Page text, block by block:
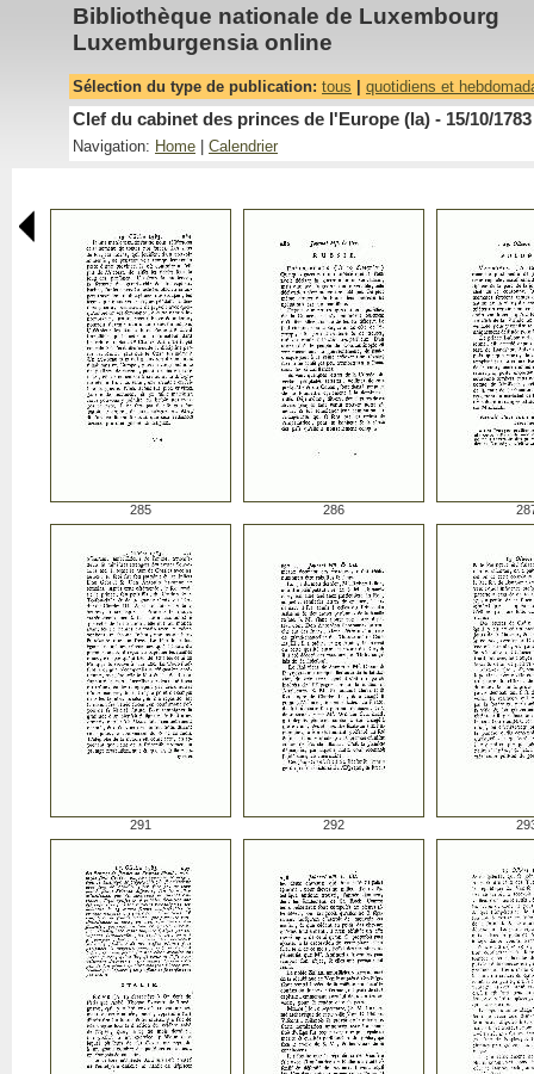
Bibliothèque nationale de Luxembourg
Luxemburgensia online
Sélection du type de publication: tous quotidiens et
Clef du cabinet des princes de l'Europe (la) - 15/10/1783
Navigation: Home Calendrier
285 286
291 292